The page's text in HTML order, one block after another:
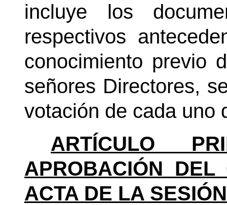
incluye los
respectivos
conocimiento previo
señores Directores,
votación de cada uno
ARTÍCULO
APROBACIÓN
ACTA DE LA